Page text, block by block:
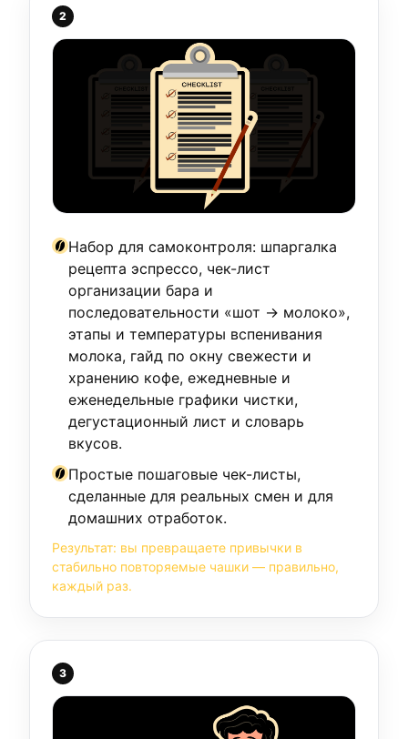
2
Набор для самоконтроля: шпаргалка
рецепта эспрессо, чек-лист
организации бара и
последовательности «шот → молоко»,
этапы и температуры вспенивания
молока, гайд по окну свежести и
хранению кофе, ежедневные и
еженедельные графики чистки,
дегустационный лист и словарь
вкусов.
Простые пошаговые чек-листы,
сделанные для реальных смен и для
домашних отработок.
Результат: вы превращаете привычки в
стабильно повторяемые чашки — правильно,
каждый раз.
3